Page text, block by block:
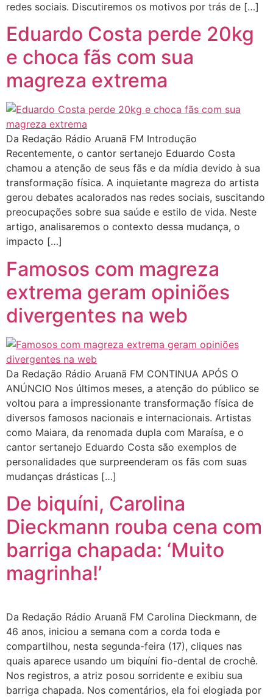
redes sociais. Discutiremos os motivos por trás de […]
Eduardo Costa perde 20kg
e choca fãs com sua
magreza extrema
Da Redação Rádio Aruanã FM Introdução
Recentemente, o cantor sertanejo Eduardo Costa
chamou a atenção de seus fãs e da mídia devido à sua
transformação física. A inquietante magreza do artista
gerou debates acalorados nas redes sociais, suscitando
preocupações sobre sua saúde e estilo de vida. Neste
artigo, analisaremos o contexto dessa mudança, o
impacto […]
Famosos com magreza
extrema geram opiniões
divergentes na web
Da Redação Rádio Aruanã FM CONTINUA APÓS O
ANÚNCIO Nos últimos meses, a atenção do público se
voltou para a impressionante transformação física de
diversos famosos nacionais e internacionais. Artistas
como Maiara, da renomada dupla com Maraísa, e o
cantor sertanejo Eduardo Costa são exemplos de
personalidades que surpreenderam os fãs com suas
mudanças drásticas […]
De biquíni, Carolina
Dieckmann rouba cena com
barriga chapada: ‘Muito
magrinha!’
Da Redação Rádio Aruanã FM Carolina Dieckmann, de
46 anos, iniciou a semana com a corda toda e
compartilhou, nesta segunda-feira (17), cliques nas
quais aparece usando um biquíni fio-dental de crochê.
Nos registros, a atriz posou sorridente e exibiu sua
barriga chapada. Nos comentários, ela foi elogiada por